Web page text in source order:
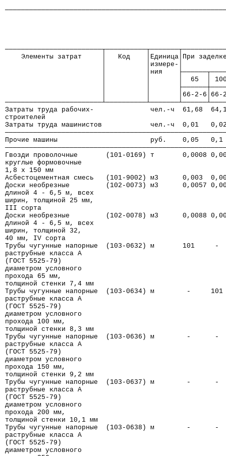
Элементы затрат     │   Код    │Единица│При
│          │измере-│
│          │ния
│          │       │  65  │
│          │
│          │       │66-2-
Затраты труда рабочих-              чел.-ч  61,68
строителей
Затраты труда машинистов            чел.-ч  0,01
Прочие машины                       руб.    0,05   0,1
Гвозди проволочные       (101-0169) т       0,0008
круглые формовочные
1,8 х 150 мм
Асбестоцементная смесь   (101-9002) м3      0,003
Доски необрезные         (102-0073) м3      0,0057
длиной 4 - 6,5 м, всех
ширин, толщиной 25 мм,
III сорта
Доски необрезные         (102-0078) м3      0,0088
длиной 4 - 6,5 м, всех
ширин, толщиной 32,
40 мм, IV сорта
Трубы чугунные напорные  (103-0632) м
раструбные класса А
(ГОСТ 5525-79)
диаметром условного
прохода 65 мм,
толщиной стенки 7,4 мм
Трубы чугунные напорные  (103-0634) м        -
раструбные класса А
(ГОСТ 5525-79)
диаметром условного
прохода 100 мм,
толщиной стенки 8,3 мм
Трубы чугунные напорные  (103-0636) м        -
раструбные класса А
(ГОСТ 5525-79)
диаметром условного
прохода 150 мм,
толщиной стенки 9,2 мм
Трубы чугунные напорные  (103-0637) м        -
раструбные класса А
(ГОСТ 5525-79)
диаметром условного
прохода 200 мм,
толщиной стенки 10,1 мм
Трубы чугунные напорные  (103-0638) м        -
раструбные класса А
(ГОСТ 5525-79)
диаметром условного